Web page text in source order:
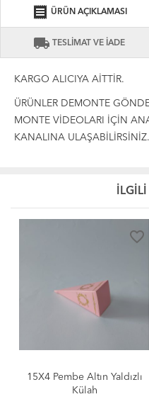
receipt ÜRÜN AÇIKLAMASI
local_shipping TESLİMAT VE İADE
KARGO ALICIYA AİTTİR.
ÜRÜNLER DEMONTE
MONTE VİDEOLARI İÇİN
KANALINA ULAŞABİLİRSİNİZ.
favorite_border
15X4 Pembe Altın Yaldızlı
Külah